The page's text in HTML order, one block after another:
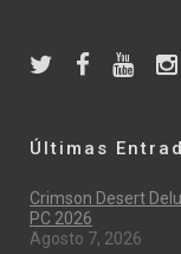
Últimas
Crimson Desert
PC 2026
Agosto 7, 2026